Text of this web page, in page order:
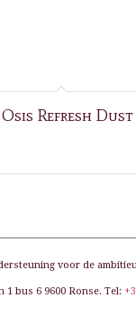
Refresh Dust
voor de
bus 6 9600 Ronse. Tel: